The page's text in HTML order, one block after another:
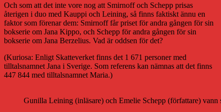
Och som att det inte vore nog att Smirnoff och Schepp prisas
återigen i duo med Kauppi och Leining, så finns faktiskt ännu en
faktor som förenar dem: Smirnoff får priset för andra gången för sin
bokserie om Jana Kippo, och Schepp för andra gången för sin
bokserie om Jana Berzelius. Vad är oddsen för det?
(Kuriosa: Enligt Skatteverket finns det 1 671 personer med
tilltalsnamnet Jana i Sverige. Som referens kan nämnas att det finns
447 844 med tilltalsnamnet Maria.)
Gunilla Leining (inläsare) och Emelie Schepp (författare)